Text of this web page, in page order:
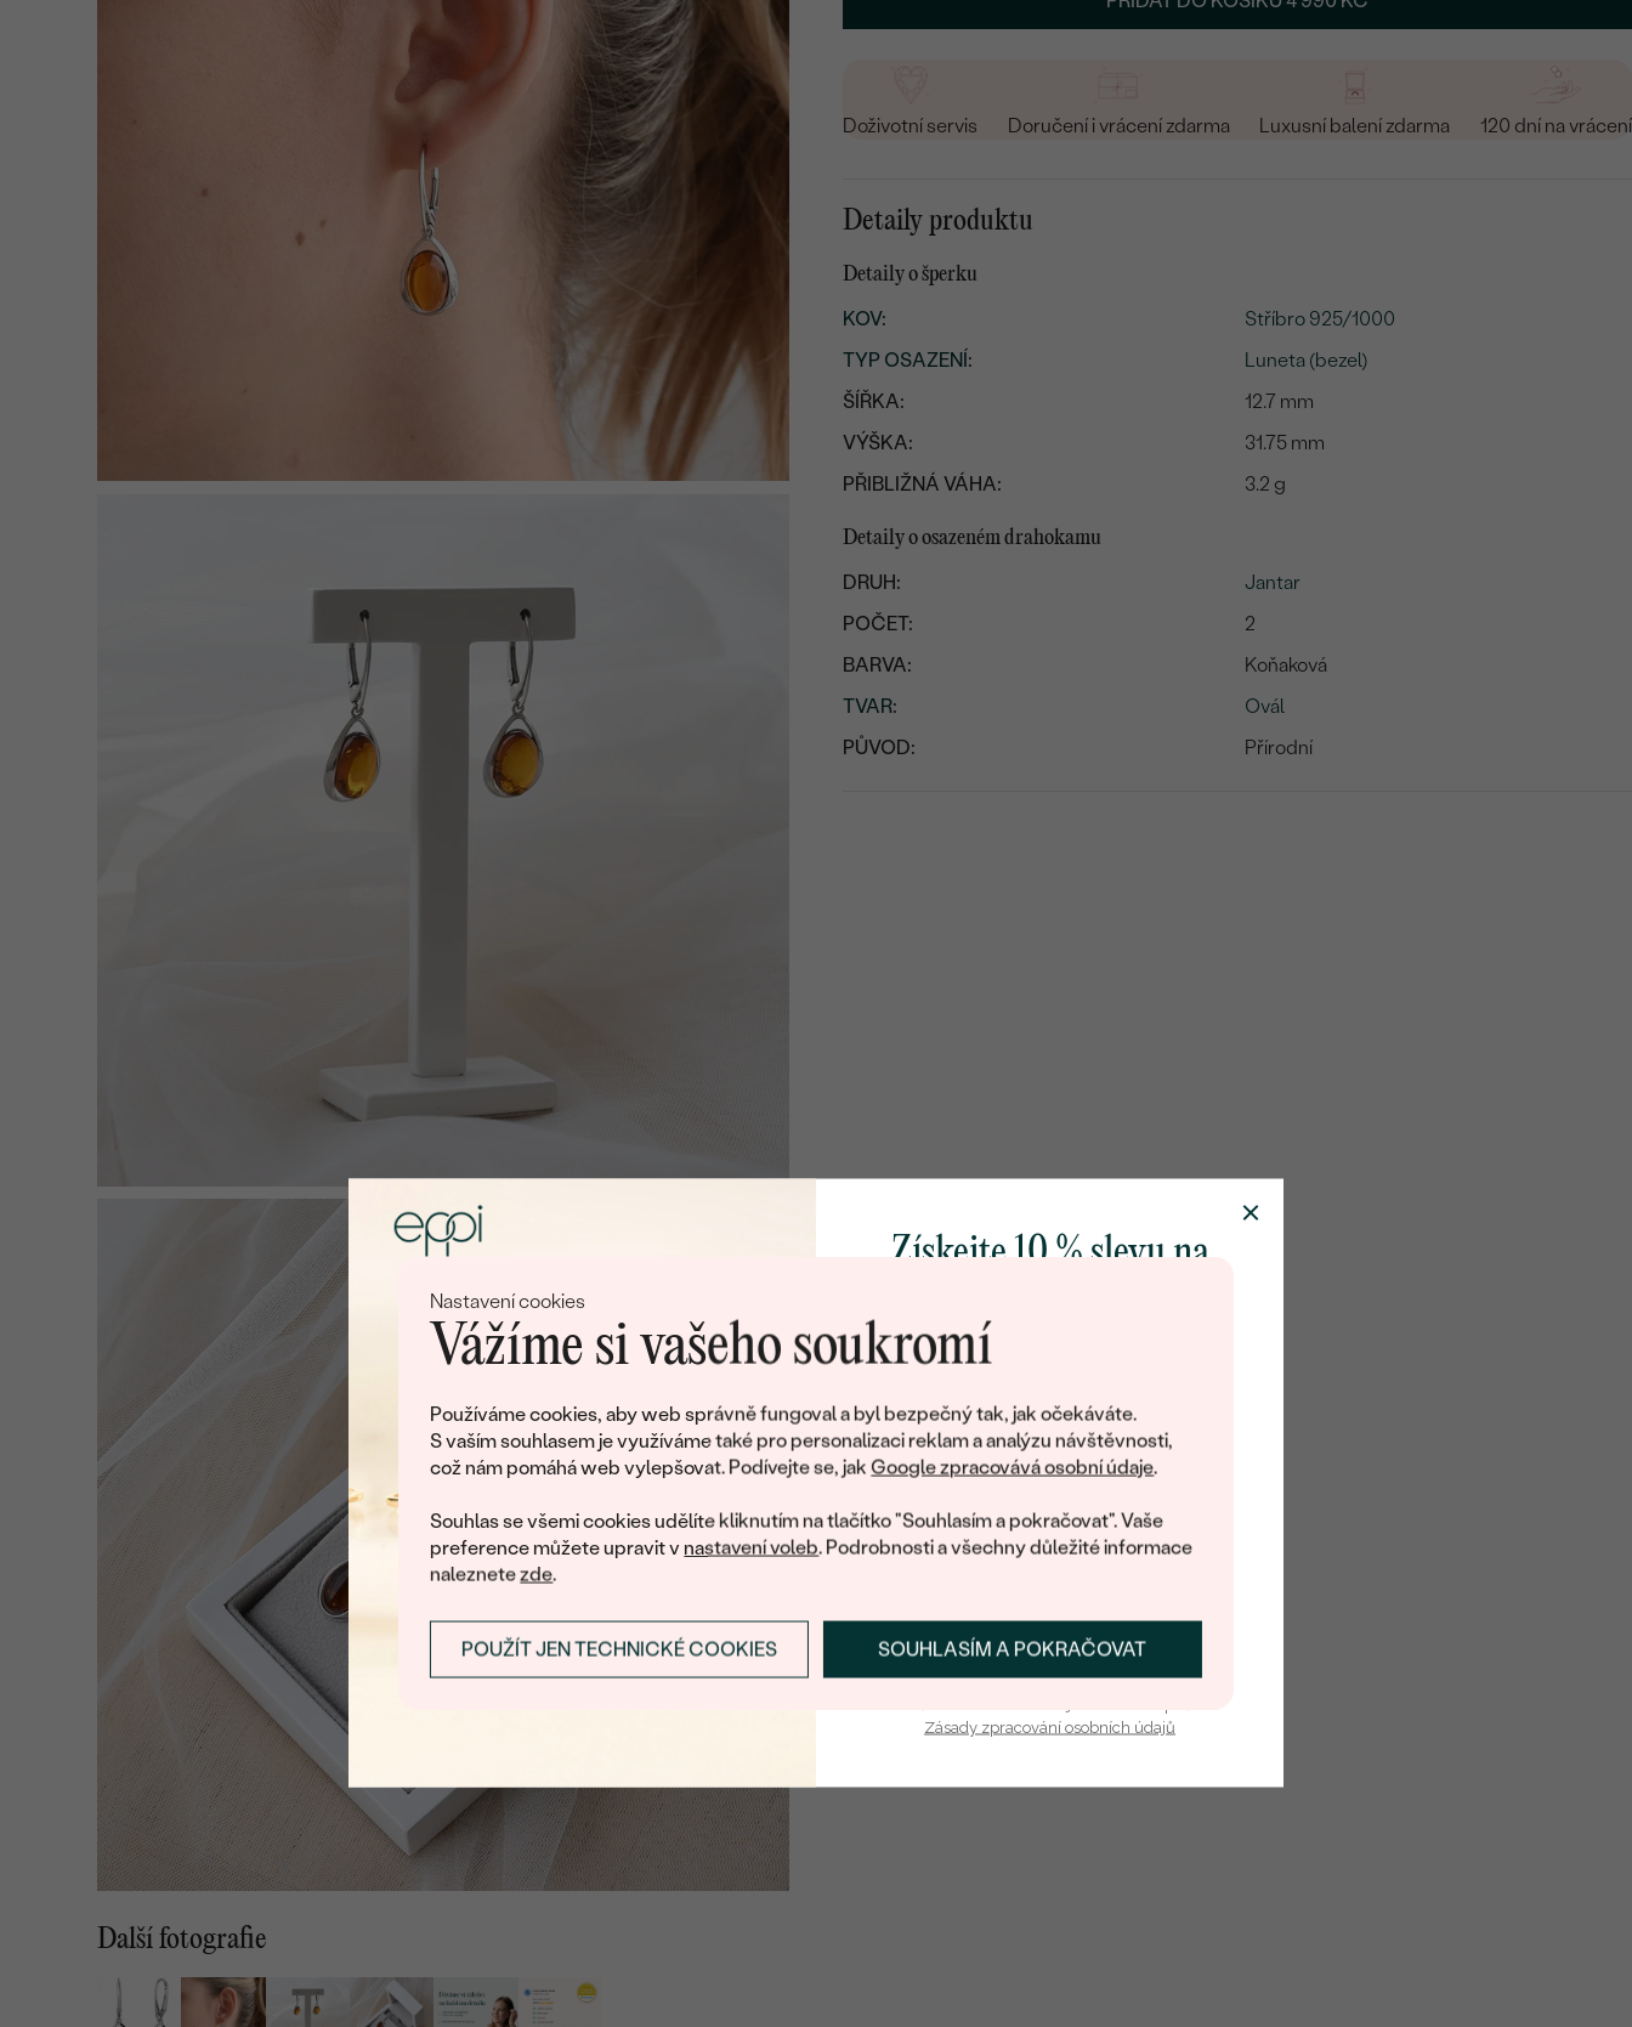
Nastavení cookies
Vážíme si vašeho soukromí
Používáme cookies, aby web správně fungoval a byl bezpečný tak, jak očekáváte.
S vaším souhlasem je využíváme také pro personalizaci reklam a analýzu návštěvnosti,
což nám pomáhá web vylepšovat. Podívejte se, jakGoogle zpracovává osobní údaje.
Souhlas se všemi cookies udělíte kliknutím na tlačítko "Souhlasím a pokračovat". Vaše
preference můžete upravit v nastavení voleb. Podrobnosti a všechny důležité informace
naleznetezde.
SOUHLASÍM A POKRAČOVAT
POUŽÍT JEN TECHNICKÉ COOKIES
Další fotografie
Doživotní servis Doručení i vrácení zdarma Luxusní balení zdarma 120 dní na vrácení
Detaily produktu
Detaily o šperku
KOV:
Stříbro 925/1000
TYP OSAZENÍ:
Luneta (bezel)
ŠÍŘKA:
12.7 mm
VÝŠKA:
31.75 mm
PŘIBLIŽNÁ VÁHA:
3.2 g
Detaily o osazeném drahokamu
DRUH:
Jantar
POČET:
2
BARVA:
Koňaková
TVAR:
Ovál
PŮVOD:
Přírodní
Získejte 10 % slevu na
poctivě vyráběných šperků Eppi.
Jako dárek na přivítání vám obratem
zašleme slevový kód na váš první
PŘIHLÁSIT SE A ZÍSKAT SLEVU
Zásady zpracování osobních údajů